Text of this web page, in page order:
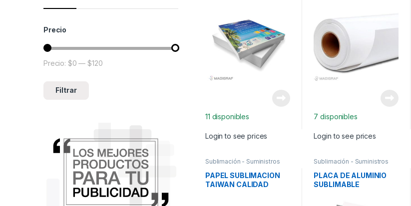
11 disponibles
Login to see prices
7 disponibles
Login to see prices
Sublimación - Suministros
PAPEL SUBLIMACION
TAIWAN CALIDAD
Sublimación - Suministros
PLACA DE ALUMINIO
SUBLIMABLE
Precio
Precio mínimo
Precio máximo
Filtrar
Precio: $0 —$120